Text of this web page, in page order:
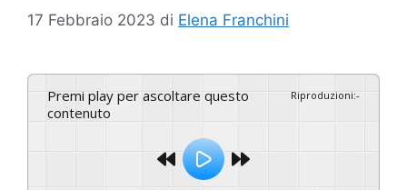
17 Febbraio 2023 di Elena Franchini
Premi play per ascoltare questo
contenuto
Riproduzioni:-